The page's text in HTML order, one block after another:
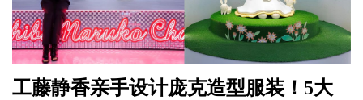
工藤静香亲手设计庞克造型服装！5大